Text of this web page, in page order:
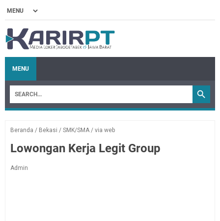
MENU
Beranda / Bekasi / SMK/SMA / via web
Lowongan Kerja Legit Group
Admin